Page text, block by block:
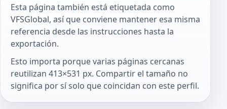
Esta página también está etiquetada como
VFSGlobal, así que conviene mantener esa misma
referencia desde las instrucciones hasta la
exportación.
Esto importa porque varias páginas cercanas
reutilizan 413×531 px. Compartir el tamaño no
significa por sí solo que coincidan con este perfil.